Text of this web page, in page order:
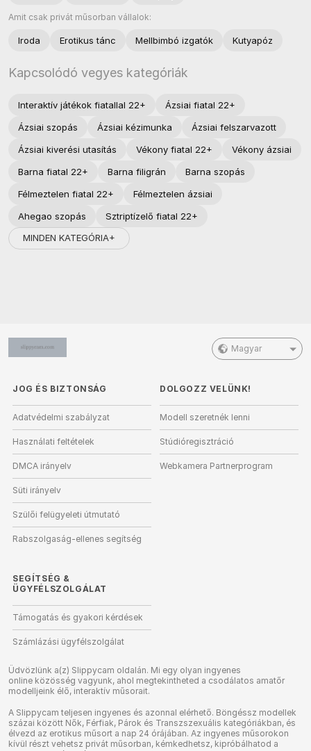
Amit csak privát műsorban vállalok:
Iroda Erotikus tánc Mellbimbó izgatók Kutyapóz
Kapcsolódó vegyes kategóriák
Interaktív játékok fiatallal 22+
Ázsiai fiatal 22+
Ázsiai szopás
Ázsiai kézimunka
Ázsiai felszarvazott
Ázsiai kiverési utasítás
Vékony fiatal 22+
Vékony ázsiai
Barna fiatal 22+
Barna filigrán
Barna szopás
Félmeztelen fiatal 22+
Félmeztelen ázsiai
Ahegao szopás
Sztriptízelő fiatal 22+
MINDEN KATEGÓRIA+
Magyar
JOG ÉS BIZTONSÁG
Adatvédelmi szabályzat
Használati feltételek
DMCA irányelv
Süti irányelv
Szülői felügyeleti útmutató
Rabszolgaság-ellenes segítség
DOLGOZZ VELÜNK!
Modell szeretnék lenni
Stúdióregisztráció
Webkamera Partnerprogram
SEGÍTSÉG &
ÜGYFÉLSZOLGÁLAT
Támogatás és gyakori kérdések
Számlázási ügyfélszolgálat
Üdvözlünk a(z) Slippycam oldalán. Mi egy olyan ingyenes
online közösség vagyunk, ahol megtekintheted a csodálatos amatőr
modelljeink élő, interaktív műsorait.
A Slippycam teljesen ingyenes és azonnal elérhető. Böngéssz modellek
százai között Nők, Férfiak, Párok és Transzszexuális kategóriákban, és
élvezd az erotikus műsort a nap 24 órájában. Az ingyenes műsorokon
kívül részt vehetsz privát műsorban, kémkedhetsz, kipróbálhatod a